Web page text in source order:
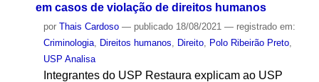
em casos de violação de direitos humanos
por Thais Cardoso — publicado18/08/2021 — registrado em:
Criminologia, Direitos humanos Direito, Polo Ribeirão Preto,
USP Analisa
Integrantes do USP Restaura explicam ao USP